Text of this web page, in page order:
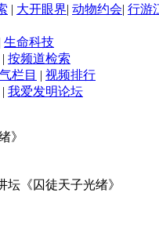
| 大开眼界| 动物约会| 行游
生命科技
| 按频道检索
栏目 | 视频排行
| 我爱发明论坛
》
坛《囚徒天子光绪》